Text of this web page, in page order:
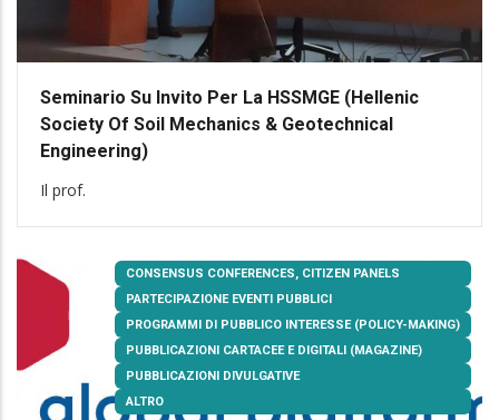
Seminario Su Invito Per La HSSMGE (Hellenic
Society Of Soil Mechanics & Geotechnical
Engineering)
Il prof.
CONSENSUS CONFERENCES, CITIZEN PANELS
PARTECIPAZIONE EVENTI PUBBLICI
PROGRAMMI DI PUBBLICO INTERESSE (POLICY-MAKING)
PUBBLICAZIONI CARTACEE E DIGITALI (MAGAZINE)
PUBBLICAZIONI DIVULGATIVE
ALTRO